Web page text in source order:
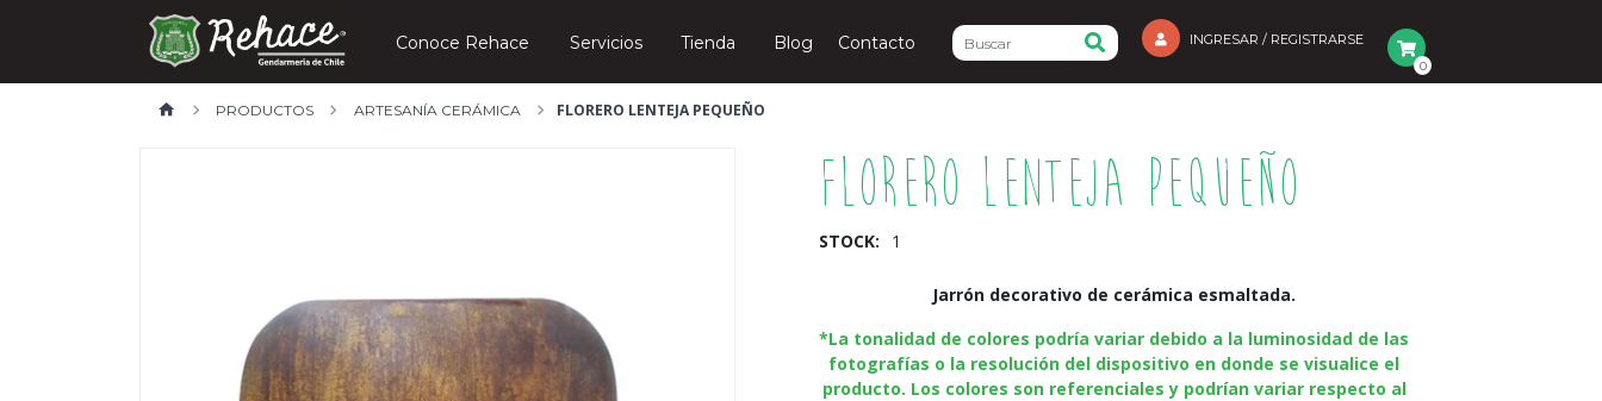
Conoce Rehace Servicios Tienda Blog Contacto INGRESAR / REGISTRARSE
0
PRODUCTOS ARTESANÍA CERÁMICA FLORERO LENTEJA PEQUEÑO
Florero Lenteja Pequeño
STOCK: 1
Jarrón decorativo de cerámica esmaltada.
*La tonalidad de colores podría variar debido a la luminosidad de las
fotografías o la resolución del dispositivo en donde se visualice el
producto. Los colores son referenciales y podrían variar respecto al